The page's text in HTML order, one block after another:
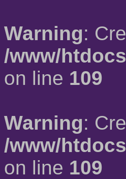
Warning:
/www/
on line 109
Warning:
/www/
on line 109